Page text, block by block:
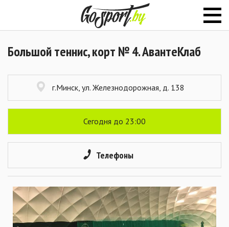
Большой теннис, корт № 4. АвантеКлаб
г.Минск, ул. Железнодорожная, д. 138
Сегодня до 23:00
Телефоны